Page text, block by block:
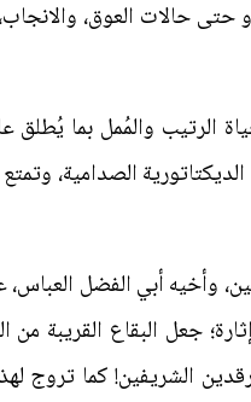
حتى حالات العوق،
والمُمل بما يُطلق
الصدامية،
وأخيه أبي الفضل
جعل البقاع القريبة
الشريفين! كما تروج